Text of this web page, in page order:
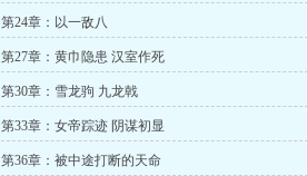
第24章：以一敌八
第27章：黄巾隐患 汉室作死
第30章：雪龙驹 九龙戟
第33章：女帝踪迹 阴谋初显
第36章：被中途打断的天命